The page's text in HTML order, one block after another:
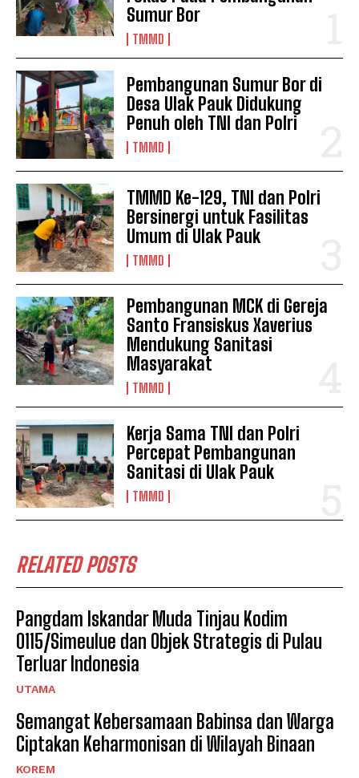
Sumur Bor
TMMD
Pembangunan Sumur Bor di
Desa Ulak Pauk Didukung
Penuh oleh TNI dan Polri
TMMD
TMMD Ke-129, TNI dan Polri
Bersinergi untuk Fasilitas
Umum di Ulak Pauk
TMMD
Pembangunan MCK di Gereja
Santo Fransiskus Xaverius
Mendukung Sanitasi
Masyarakat
TMMD
Kerja Sama TNI dan Polri
Percepat Pembangunan
Sanitasi di Ulak Pauk
TMMD
RELATED POSTS
Pangdam Iskandar Muda Tinjau Kodim
0115/Simeulue dan Objek Strategis di Pulau
Terluar Indonesia
UTAMA
Semangat Kebersamaan Babinsa dan Warga
Ciptakan Keharmonisan di Wilayah Binaan
KOREM